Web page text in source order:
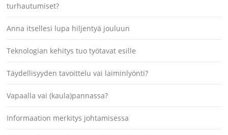
turhautumiset?
Anna itsellesi lupa hiljentyä jouluun
Teknologian kehitys tuo työtavat esille
Täydellisyyden tavoittelu vai laiminlyönti?
Vapaalla vai (kaula)pannassa?
Informaation merkitys johtamisessa